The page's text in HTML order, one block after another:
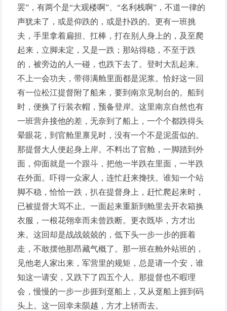
罢”，有两个是“大观楼啊”、“名利栈啊”，不道一律的
声犹未了，或是仰跌的，或是扑跌的。更有一班挑
夫，手里拿着扁担、扛棒，打在别人身上的，及至爬
起来，立脚未定，又是一跌；那站得稳，不至于跌
的，被旁边的人一碰，也跌下去了。登时大乱起来。
不上一会功夫，带得满舱里面都是泥浆。恰好这一回
有一位松江提督附了船来，要到南京见制台的。船到
时，便换了行装衣帽，预备登岸。这里南京自然也有
一班营弁接他的差，无奈到了船上，一个个都跌得头
晕眼花，到官舱里禀见时，没有一个不是泥蛋似的。
那提督大人便起身上岸。不料出了官舱，一脚踏到外
面，仰面就是一个跟斗，把他一半跌在里面，一半跌
在外面。吓得一众家人，连忙赶来搀扶。谁知一个站
脚不稳，恰恰一跌，扒在提督身上，赶忙爬起来时，
已被提督大骂不止。一面起来重新到舱里去开衣箱换
衣服，一根花翎幸而未曾跌断。更衣既毕，方才出
来。这回却是战战兢兢的，低下头一步一步的捱着
走，不敢摆他那昂藏气概了。那一班在舱外站班的，
见他老人家出来，军营里的规矩，总是请一个安，谁
知这一请安，又跌下了四五个人。那提督也不暇理
会，慢慢的一步一步捱到趸船上，又从趸船上捱到码
头上。这一回幸未陨越，方才上轿而去。